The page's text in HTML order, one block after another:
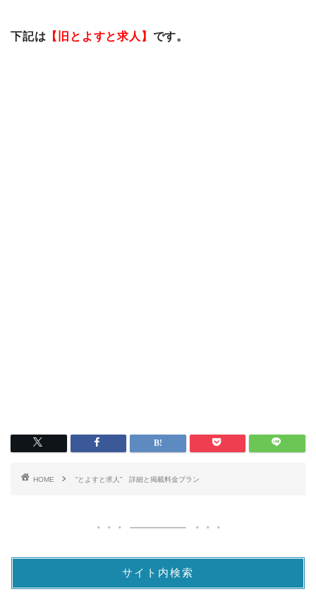
下記は 【旧とよすと求人】 です。
HOME “とよすと求人” 詳細と掲載料金プラン
サイト内検索